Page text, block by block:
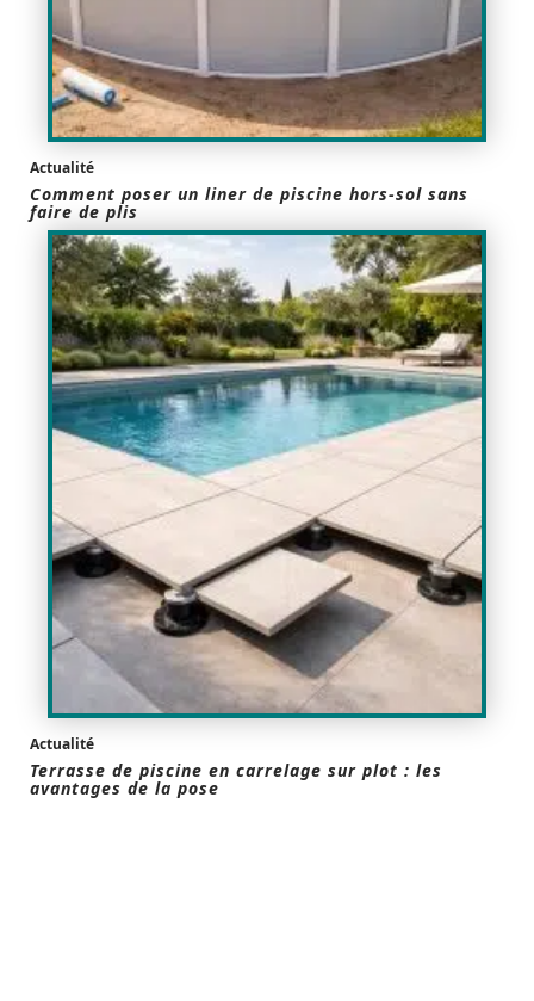
Actualité
Comment poser un liner de piscine hors-sol sans
faire de plis
Actualité
Terrasse de piscine en carrelage sur plot : les
avantages de la pose